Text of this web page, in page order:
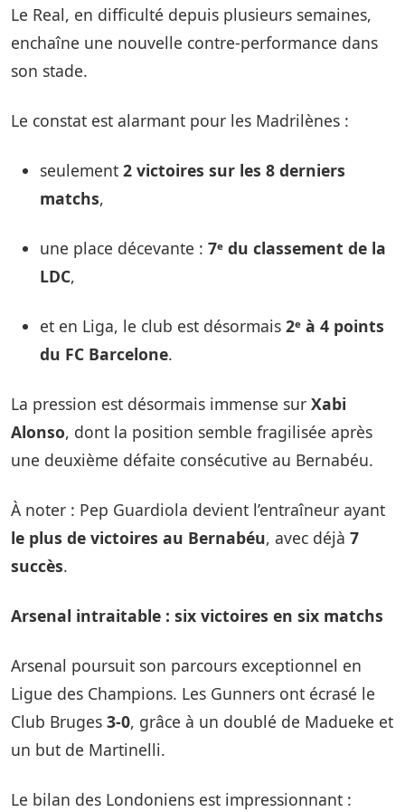
Le Real, en difficulté depuis plusieurs semaines,
enchaîne une nouvelle contre-performance dans
son stade.
Le constat est alarmant pour les Madrilènes :
seulement 2 victoires sur les 8 derniers
matchs,
une place décevante : 7ᵉ du classement de la
LDC,
et en Liga, le club est désormais 2ᵉ à 4 points
du FC Barcelone.
La pression est désormais immense sur Xabi
Alonso, dont la position semble fragilisée après
une deuxième défaite consécutive au Bernabéu.
À noter : Pep Guardiola devient l’entraîneur ayant
le plus de victoires au Bernabéu, avec déjà 7
succès.
Arsenal intraitable : six victoires en six matchs
Arsenal poursuit son parcours exceptionnel en
Ligue des Champions. Les Gunners ont écrasé le
Club Bruges 3-0, grâce à un doublé de Madueke et
un but de Martinelli.
Le bilan des Londoniens est impressionnant :